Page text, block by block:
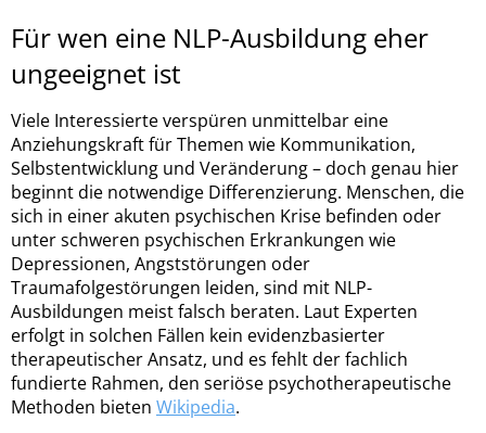
Für wen eine NLP-Ausbildung eher
ungeeignet ist
Viele Interessierte verspüren unmittelbar eine
Anziehungskraft für Themen wie Kommunikation,
Selbstentwicklung und Veränderung – doch genau hier
beginnt die notwendige Differenzierung. Menschen, die
sich in einer akuten psychischen Krise befinden oder
unter schweren psychischen Erkrankungen wie
Depressionen, Angststörungen oder
Traumafolgestörungen leiden, sind mit NLP-
Ausbildungen meist falsch beraten. Laut Experten
erfolgt in solchen Fällen kein evidenzbasierter
therapeutischer Ansatz, und es fehlt der fachlich
fundierte Rahmen, den seriöse psychotherapeutische
Methoden bieten Wikipedia.